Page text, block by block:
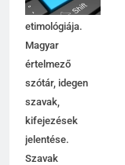
használata,
etimológiája.
Magyar
értelmező
szótár, idegen
szavak,
kifejezések
jelentése.
Szavak